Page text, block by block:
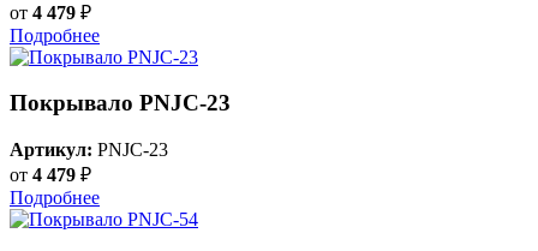
от 4 479 ₽
Подробнее
Покрывало PNJC-23
Артикул: PNJC-23
от 4 479 ₽
Подробнее